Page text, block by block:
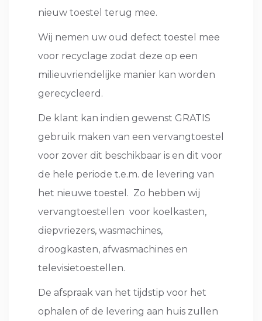
nieuw toestel terug mee.
Wij nemen uw oud defect toestel mee
voor recyclage zodat deze op een
milieuvriendelijke manier kan worden
gerecycleerd.
De klant kan indien gewenst GRATIS
gebruik maken van een vervangtoestel
voor zover dit beschikbaar is en dit voor
de hele periode t.e.m. de levering van
het nieuwe toestel. Zo hebben wij
vervangtoestellen voor koelkasten,
diepvriezers, wasmachines,
droogkasten, afwasmachines en
televisietoestellen.
De afspraak van het tijdstip voor het
ophalen of de levering aan huis zullen